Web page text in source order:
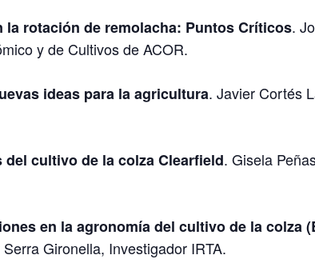
la rotación de remolacha: Puntos Críticos.
y de Cultivos de ACOR.
ideas para la agricultura. Javier Cortés
del cultivo de la colza Clearfield. Gisela
en la agronomía del cultivo de la colza
Gironella, Investigador IRTA.